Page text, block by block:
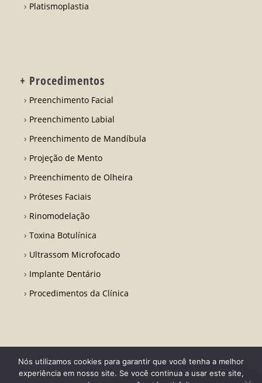
Platismoplastia
+ Procedimentos
Preenchimento Facial
Preenchimento Labial
Preenchimento de Mandíbula
Projeção de Mento
Preenchimento de Olheira
Próteses Faciais
Rinomodelação
Toxina Botulínica
Ultrassom Microfocado
Implante Dentário
Procedimentos da Clínica
Todos os direitos reservados - Dr. Fabio Ricardo Barros | CRO RJ 31728-
Desenvolvido por LA Comunicações
Nós utilizamos cookies para garantir que você tenha a melhor
experiência em nosso site. Se você continua a usar este site,